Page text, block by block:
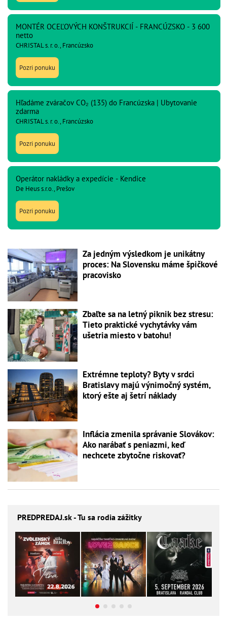
MONTÉR OCEĽOVÝCH KONŠTRUKCIÍ - FRANCÚZSKO - 3 600
netto
CHRISTAL s. r. o., Francúzsko
Pozri ponuku
Hľadáme zváračov CO₂ (135) do Francúzska | Ubytovanie
zdarma
CHRISTAL s. r. o., Francúzsko
Pozri ponuku
Operátor nakládky a expedície - Kendice
De Heus s.r.o., Prešov
Pozri ponuku
Za jedným výsledkom je unikátny
proces: Na Slovensku máme špičkové
pracovisko
Zbaľte sa na letný piknik bez stresu:
Tieto praktické vychytávky vám
ušetria miesto v batohu!
Extrémne teploty? Byty v srdci
Bratislavy majú výnimočný systém,
ktorý ešte aj šetrí náklady
Inflácia zmenila správanie Slovákov:
Ako narábať s peniazmi, keď
nechcete zbytočne riskovať?
PREDPREDAJ.sk - Tu sa rodia zážitky